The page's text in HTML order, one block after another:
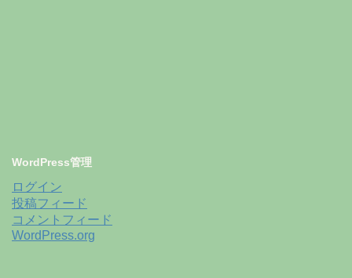
WordPress管理
ログイン
投稿フィード
コメントフィード
WordPress.org